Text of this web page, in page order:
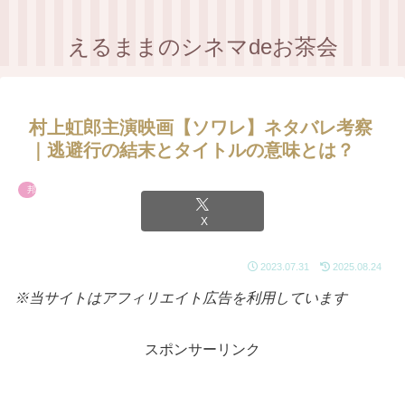
えるままのシネマdeお茶会
村上虹郎主演映画【ソワレ】ネタバレ考察
｜逃避行の結末とタイトルの意味とは？
邦画
X
2023.07.31 2025.08.24
※当サイトはアフィリエイト広告を利用しています
スポンサーリンク